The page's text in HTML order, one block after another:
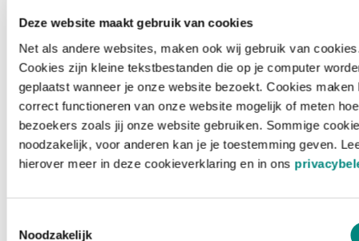
Deze website maakt gebruik van cookies
Net als andere websites, maken ook wij gebruik van
Cookies zijn kleine tekstbestanden die op je computer
geplaatst wanneer je onze website bezoekt. Cookies maken
correct functioneren van onze website mogelijk of meten hoe
bezoekers zoals jij onze website gebruiken. Sommige
noodzakelijk, voor anderen kan je je toestemming geven.
hierover meer in deze cookieverklaring en in ons
Noodzakelijk